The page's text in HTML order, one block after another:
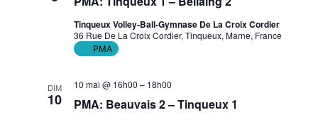
Tinqueux Volley-Ball-Gymnase De La Croix Cordier
36 Rue De La Croix Cordier, Tinqueux, Marne, France
PMA
DIM
10 PMA: Beauvais 2 – Tinqueux 1
10 mai @ 16h00 – 18h00